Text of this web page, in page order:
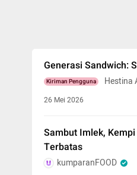
Generasi Sandwich:
Kiriman Pengguna Hestina
26 Mei 2026
Sambut Imlek,
Terbatas
kumparanFOOD